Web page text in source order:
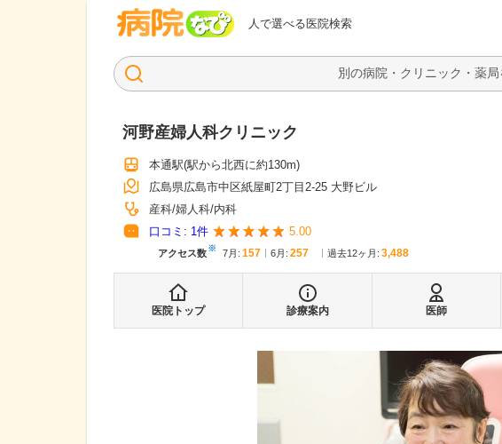
人で選べる医院検索
病院なび
河野産婦人科クリニック
本通駅(駅から北西に約130m)
広島県広島市中区紙屋町2丁目2-25 大野ビル
産科 婦人科 内科
口コミ: 1件 5.00
アクセス数※ 7月 : 157 6月 : 257 過去12ヶ月: 3,488
医院トップ 診療案内 医師